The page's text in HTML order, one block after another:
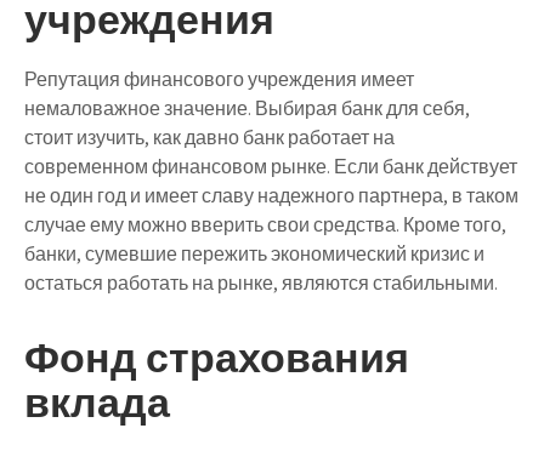
учреждения
Репутация финансового учреждения имеет
немаловажное значение. Выбирая банк для себя,
стоит изучить, как давно банк работает на
современном финансовом рынке. Если банк действует
не один год и имеет славу надежного партнера, в таком
случае ему можно вверить свои средства. Кроме того,
банки, сумевшие пережить экономический кризис и
остаться работать на рынке, являются стабильными.
Фонд страхования
вклада